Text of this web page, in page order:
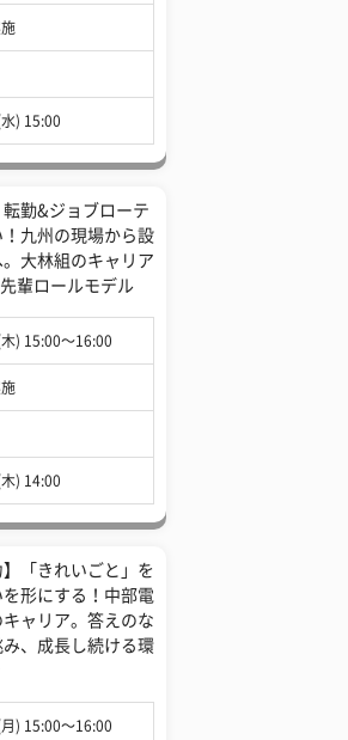
) 15:00
転勤&ジョブローテ
！九州の現場から設
大林組のキャリア
輩ロールモデル
) 15:00〜16:00
) 14:00
】「きれいごと」を
形にする！中部電
ャリア。答えのな
み、成長し続ける環
) 15:00〜16:00